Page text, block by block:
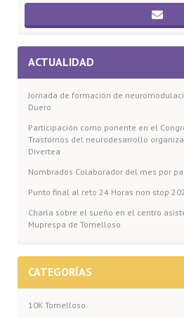
ACTUALIDAD
Jornada de formación de
Duero
Participación como ponente en el
Trastornos del neurodesarrollo
Divertea
Nombrados Colaborador del mes por
Punto final al reto 24 Horas non stop
Charla sobre el sueño en el centro
Muprespa de Tomelloso
CATEGORÍAS
10K Tomelloso